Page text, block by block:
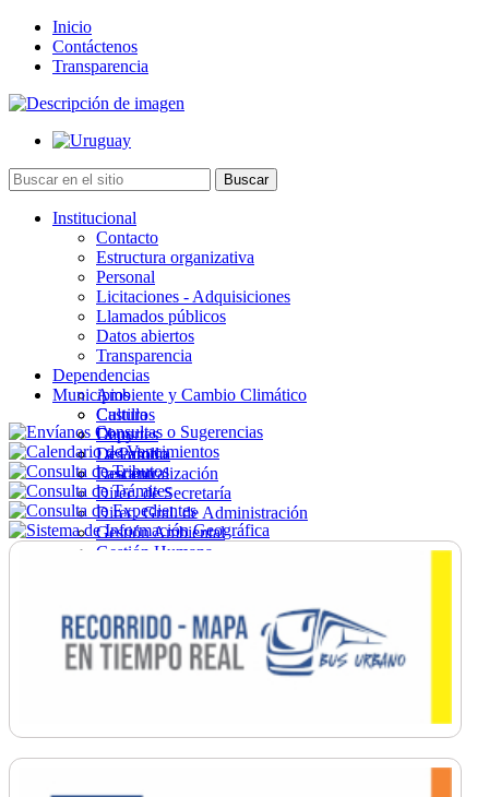
Inicio
Contáctenos
Transparencia
Institucional
Contacto
Estructura organizativa
Personal
Licitaciones - Adquisiciones
Llamados públicos
Datos abiertos
Transparencia
Dependencias
Ambiente y Cambio Climático
Cultura
Deportes
Desarrollo
Descentralización
Direc. de Secretaría
Direc. Gral. de Administración
Gestión Ambiental
Gestión Humana
Ordenamiento
Promoción Social
Salud
Secretaría General
Municipios
Castillos
Chuy
La Paloma
Lascano